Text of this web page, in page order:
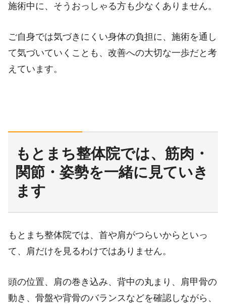
施術中に、そうおっしゃる方も少なくありません。
ご自身では気づきにくい身体の負担に、施術を通し
て気づいていくことも、改善への大切な一歩だと考
えています。
もとまち整体院では、筋肉・
関節・姿勢を一緒に見ていき
ます
もとまち整体院では、首や肩がつらいからといっ
て、肩だけを見るわけではありません。
頭の位置、肩の巻き込み、背中の丸まり、肩甲骨の
動き、骨盤や背骨のバランスなどを確認しながら、